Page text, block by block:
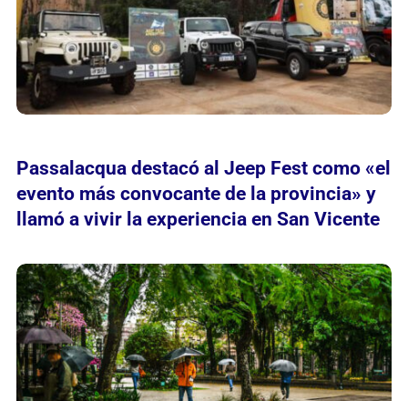
Passalacqua destacó al Jeep Fest como «el
evento más convocante de la provincia» y
llamó a vivir la experiencia en San Vicente